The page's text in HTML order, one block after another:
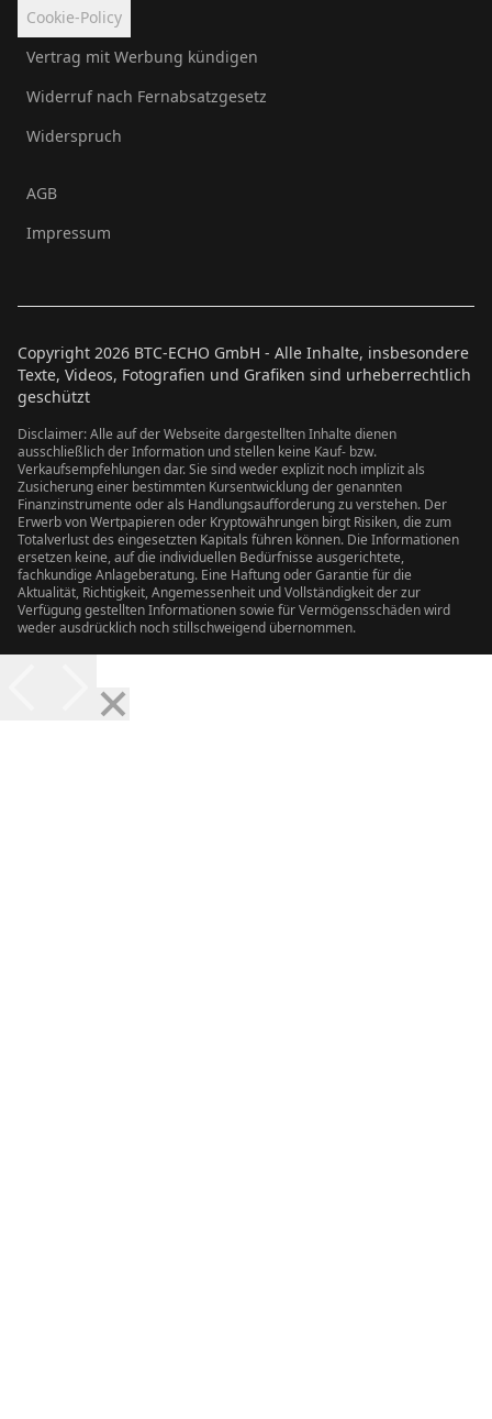
Cookie-Policy
Vertrag mit Werbung kündigen
Widerruf nach Fernabsatzgesetz
Widerspruch
AGB
Impressum
Copyright 2026 BTC-ECHO GmbH - Alle Inhalte, insbesondere
Texte, Videos, Fotografien und Grafiken sind urheberrechtlich
geschützt
Disclaimer: Alle auf der Webseite dargestellten Inhalte dienen
ausschließlich der Information und stellen keine Kauf- bzw.
Verkaufsempfehlungen dar. Sie sind weder explizit noch implizit als
Zusicherung einer bestimmten Kursentwicklung der genannten
Finanzinstrumente oder als Handlungsaufforderung zu verstehen. Der
Erwerb von Wertpapieren oder Kryptowährungen birgt Risiken, die zum
Totalverlust des eingesetzten Kapitals führen können. Die Informationen
ersetzen keine, auf die individuellen Bedürfnisse ausgerichtete,
fachkundige Anlageberatung. Eine Haftung oder Garantie für die
Aktualität, Richtigkeit, Angemessenheit und Vollständigkeit der zur
Verfügung gestellten Informationen sowie für Vermögensschäden wird
weder ausdrücklich noch stillschweigend übernommen.